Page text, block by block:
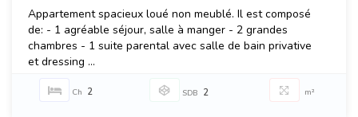
Appartement spacieux loué non meublé. Il est composé
de: - 1 agréable séjour, salle à manger - 2 grandes
chambres - 1 suite parental avec salle de bain privative
et dressing ...
Ch 2 SDB 2 m²